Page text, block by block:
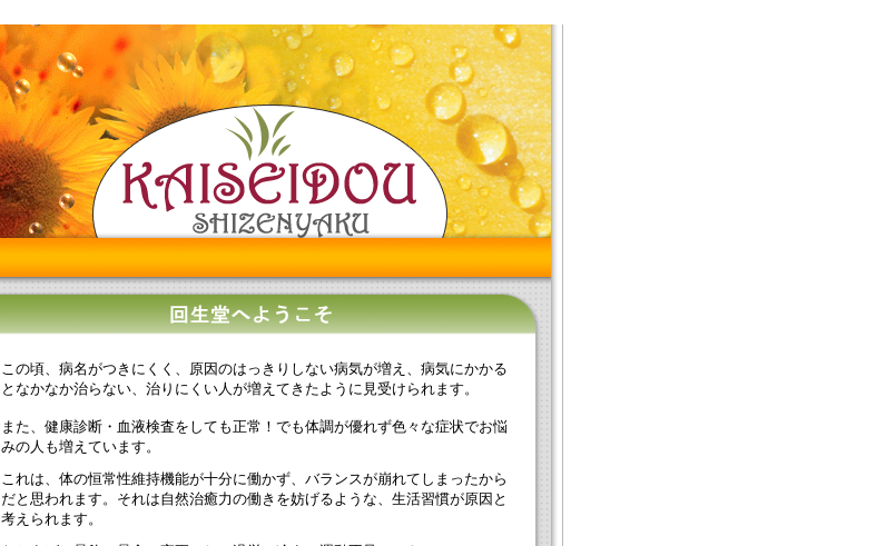
この頃、病名がつきにくく、原因のはっきりしない病気が増え、病気にかかる
となかなか治らない、治りにくい人が増えてきたように見受けられます。
また、健康診断・血液検査をしても正常！でも体調が優れず色々な症状でお悩
みの人も増えています。
これは、体の恒常性維持機能が十分に働かず、バランスが崩れてしまったから
だと思われます。それは自然治癒力の働きを妨げるような、生活習慣が原因と
考えられます。